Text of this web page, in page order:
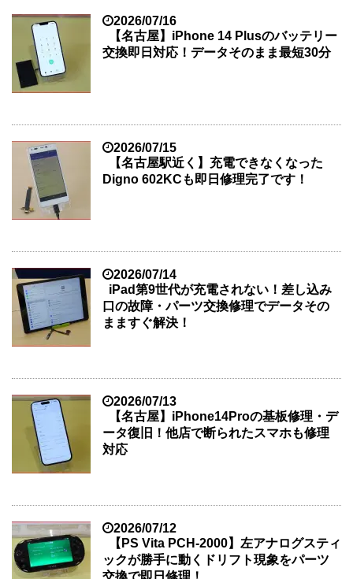
2026/07/16
【名古屋】iPhone 14 Plusのバッテリー
交換即日対応！データそのまま最短30分
2026/07/15
【名古屋駅近く】充電できなくなった
Digno 602KCも即日修理完了です！
2026/07/14
iPad第9世代が充電されない！差し込み
口の故障・パーツ交換修理でデータその
まますぐ解決！
2026/07/13
【名古屋】iPhone14Proの基板修理・デ
ータ復旧！他店で断られたスマホも修理
対応
2026/07/12
【PS Vita PCH-2000】左アナログスティ
ックが勝手に動くドリフト現象をパーツ
交換で即日修理！